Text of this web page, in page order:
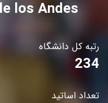
رتبه کل دانشگاه
234
تعداد اساتید
los Andes